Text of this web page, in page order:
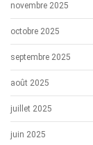
novembre 2025
octobre 2025
septembre 2025
août 2025
juillet 2025
juin 2025